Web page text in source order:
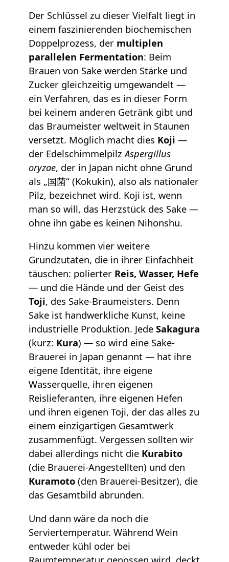
Der Schlüssel zu dieser Vielfalt liegt in
einem faszinierenden biochemischen
Doppelprozess, der multiplen
parallelen Fermentation: Beim
Brauen von Sake werden Stärke und
Zucker gleichzeitig umgewandelt —
ein Verfahren, das es in dieser Form
bei keinem anderen Getränk gibt und
das Braumeister weltweit in Staunen
versetzt. Möglich macht dies Koji —
der EdelschimmelpilzAspergillus
oryzae, der in Japan nicht ohne Grund
als „国菌“ (Kokukin), also als nationaler
Pilz, bezeichnet wird. Koji ist, wenn
man so will, das Herzstück des Sake —
ohne ihn gäbe es keinen Nihonshu.
Hinzu kommen vier weitere
Grundzutaten, die in ihrer Einfachheit
täuschen: polierter Reis, Wasser, Hefe
— und die Hände und der Geist des
Toji, des Sake-Braumeisters. Denn
Sake ist handwerkliche Kunst, keine
industrielle Produktion. Jede Sakagura
(kurz: Kura) — so wird eine Sake-
Brauerei in Japan genannt — hat ihre
eigene Identität, ihre eigene
Wasserquelle, ihren eigenen
Reislieferanten, ihre eigenen Hefen
und ihren eigenen Toji, der das alles zu
einem einzigartigen Gesamtwerk
zusammenfügt. Vergessen sollten wir
dabei allerdings nicht die Kurabito
(die Brauerei-Angestellten) und den
Kuramoto (den Brauerei-Besitzer), die
das Gesamtbild abrunden.
Und dann wäre da noch die
Serviertemperatur. Während Wein
entweder kühl oder bei
Raumtemperatur genossen wird, deckt